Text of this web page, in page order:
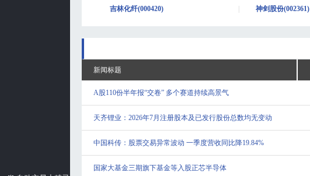
吉林化纤(000420) 神剑股份(002361)
新闻标题
A股110份半年报“交卷” 多个赛道持续高景气
天齐锂业：2026年7月注册股本及已发行股份总数均无变动
中国科传：股票交易异常波动 一季度营收同比降19.84%
国家大基金三期旗下基金等入股正芯半导体